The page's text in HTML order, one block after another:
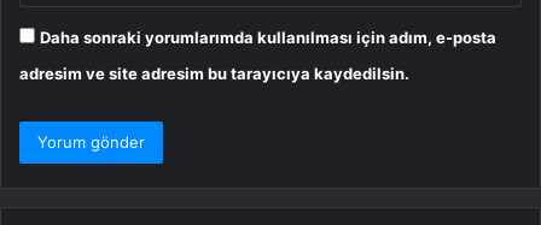
Daha sonraki yorumlarımda kullanılması için adım, e-posta
adresim ve site adresim bu tarayıcıya kaydedilsin.